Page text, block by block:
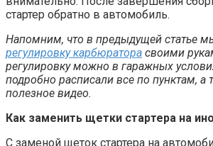
стартер обратно в автомобиль.
Напомним, что в предыдущей статье
регулировку карбюратора своими
регулировку можно в гаражных
подробно расписали все по пунктам, а
полезное видео.
Как заменить щетки стартера на
С заменой щеток стартера на